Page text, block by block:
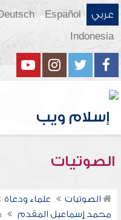
عربي Español
Indonesia
الصوتيات
الصوتيات علماء ودعاة
محمد إسماعيل المقدم